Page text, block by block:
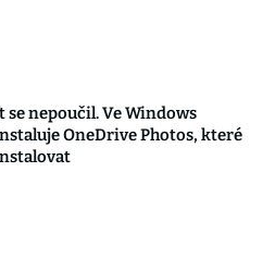
se nepoučil. Ve Windows
OneDrive Photos, které